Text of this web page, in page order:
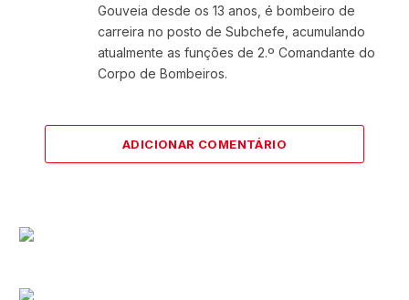
Gouveia desde os 13 anos, é bombeiro de
carreira no posto de Subchefe, acumulando
atualmente as funções de 2.º Comandante do
Corpo de Bombeiros.
ADICIONAR COMENTÁRIO